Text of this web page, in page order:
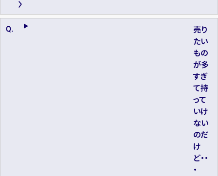
売り
たい
もの
が多
すぎ
て持
って
いけ
ない
のだ
け
ど・・
・